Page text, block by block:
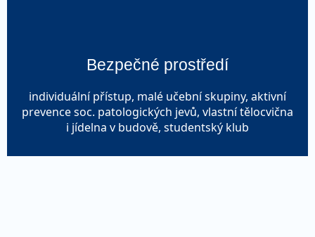
Bezpečné prostředí
individuální přístup, malé učební skupiny, aktivní
prevence soc. patologických jevů, vlastní tělocvična
i jídelna v budově, studentský klub